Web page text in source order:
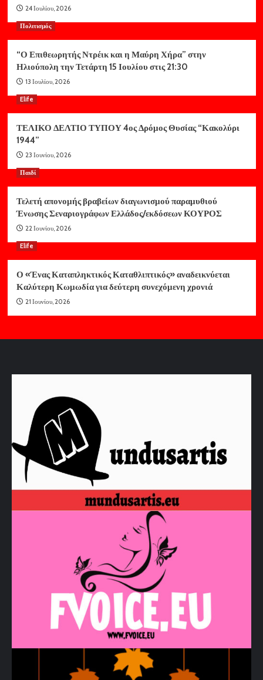
24 Ιουλίου, 2026
Πολιτισμός
“Ο Επιθεωρητής Ντρέικ και η Μαύρη Χήρα” στην
Ηλιούπολη την Τετάρτη 15 Ιουλίου στις 21:30
13 Ιουλίου, 2026
Elife
ΤΕΛΙΚΟ ΔΕΛΤΙΟ ΤΥΠΟΥ 4ος Δρόμος Θυσίας “Κακολύρι
1944”
23 Ιουνίου, 2026
Παιδί
Τελετή απονομής βραβείων διαγωνισμού παραμυθιού
Ένωσης Σεναριογράφων Ελλάδος/εκδόσεων ΚΟΥΡΟΣ
22 Ιουνίου, 2026
Elife
Ο «Ένας Καταπληκτικός Καταθλιπτικός» αναδεικνύεται
Καλύτερη Κωμωδία για δεύτερη συνεχόμενη χρονιά
21 Ιουνίου, 2026